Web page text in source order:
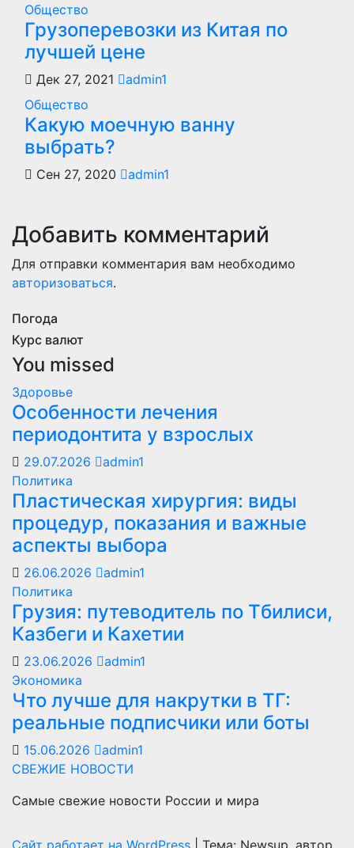
Общество
Грузоперевозки из Китая по
лучшей цене
Дек 27, 2021
admin1
Общество
Какую моечную ванну
выбрать?
Сен 27, 2020 admin1
Добавить комментарий
Для отправки комментария вам необходимо
авторизоваться.
Погода
Курс валют
You missed
Здоровье
Особенности лечения
периодонтита у взрослых
29.07.2026
admin1
Политика
Пластическая хирургия: виды
процедур, показания и важные
аспекты выбора
26.06.2026
admin1
Политика
Грузия: путеводитель по Тбилиси,
Казбеги и Кахетии
23.06.2026
admin1
Экономика
Что лучше для накрутки в ТГ:
реальные подписчики или боты
15.06.2026
admin1
СВЕЖИЕ НОВОСТИ
Самые свежие новости России и мира
Сайт работает на WordPress Тема: Newsup, автор